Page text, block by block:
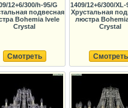
12+6/300/h-95/G
подвесная
Bohemia Ivele
Crystal
Смотреть
1409/12+6/300/
Хрустальная
люстра
Crystal
Смотреть